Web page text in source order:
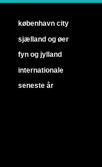
københavn city
sjælland og øer
fyn og jylland
internationale
seneste år